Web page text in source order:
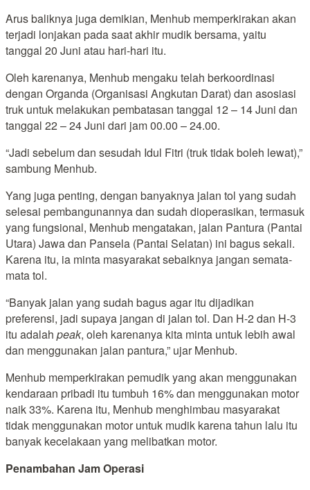
Arus baliknya juga demikian, Menhub memperkirakan akan
terjadi lonjakan pada saat akhir mudik bersama, yaitu
tanggal 20 Juni atau hari-hari itu.
Oleh karenanya, Menhub mengaku telah berkoordinasi
dengan Organda (Organisasi Angkutan Darat) dan asosiasi
truk untuk melakukan pembatasan tanggal 12 – 14 Juni dan
tanggal 22 – 24 Juni dari jam 00.00 – 24.00.
“Jadi sebelum dan sesudah Idul Fitri (truk tidak boleh lewat),”
sambung Menhub.
Yang juga penting, dengan banyaknya jalan tol yang sudah
selesai pembangunannya dan sudah dioperasikan, termasuk
yang fungsional, Menhub mengatakan, jalan Pantura (Pantai
Utara) Jawa dan Pansela (Pantai Selatan) ini bagus sekali.
Karena itu, ia minta masyarakat sebaiknya jangan semata-
mata tol.
“Banyak jalan yang sudah bagus agar itu dijadikan
preferensi, jadi supaya jangan di jalan tol. Dan H-2 dan H-3
itu adalah peak, oleh karenanya kita minta untuk lebih awal
dan menggunakan jalan pantura,” ujar Menhub.
Menhub memperkirakan pemudik yang akan menggunakan
kendaraan pribadi itu tumbuh 16% dan menggunakan motor
naik 33%. Karena itu, Menhub menghimbau masyarakat
tidak menggunakan motor untuk mudik karena tahun lalu itu
banyak kecelakaan yang melibatkan motor.
Penambahan Jam Operasi